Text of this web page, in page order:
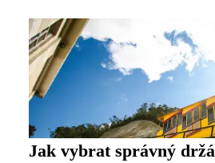
Jak vybrat správný